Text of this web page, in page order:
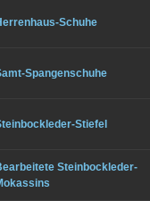
Schuhe
Spangenschuhe
Stiefel
Steinbockleder-